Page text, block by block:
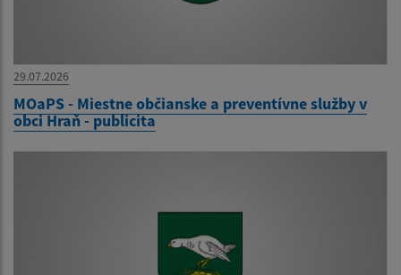
29.07.2026
MOaPS - Miestne občianske a preventívne služby v
obci Hraň - publicita